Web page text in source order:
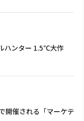
ハンター 1.5℃大作
開催される「マーケテ